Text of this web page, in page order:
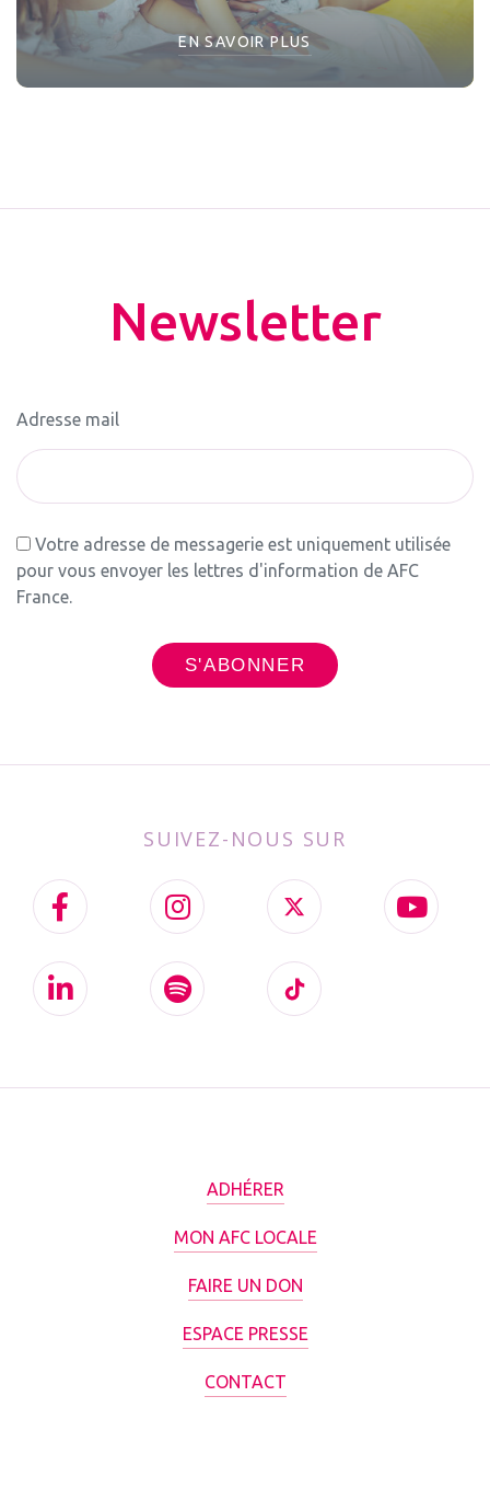
EN SAVOIR PLUS
Newsletter
Adresse mail
Votre adresse de messagerie est uniquement utilisée
pour vous envoyer les lettres d'information de AFC
France.
SUIVEZ-NOUS SUR
ADHÉRER
MON AFC LOCALE
FAIRE UN DON
ESPACE PRESSE
CONTACT